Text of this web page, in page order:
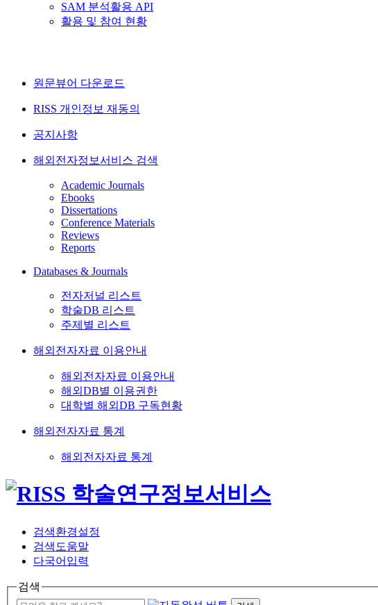
SAM 분석활용 API
활용 및 참여 현황
원문뷰어 다운로드
RISS 개인정보 재동의
공지사항
해외전자정보서비스 검색
Academic Journals
Ebooks
Dissertations
Conference Materials
Reviews
Reports
Databases & Journals
전자저널 리스트
학술DB 리스트
주제별 리스트
해외전자자료 이용안내
해외전자자료 이용안내
해외DB별 이용권한
대학별 해외DB 구독현황
해외전자자료 통계
해외전자자료 통계
검색환경설정
검색도움말
다국어입력
검색